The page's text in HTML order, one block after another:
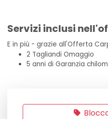
Servizi inclusi
E in più - grazie all'Offerta
2 Tagliandi Omaggio
5 anni di Garanzia